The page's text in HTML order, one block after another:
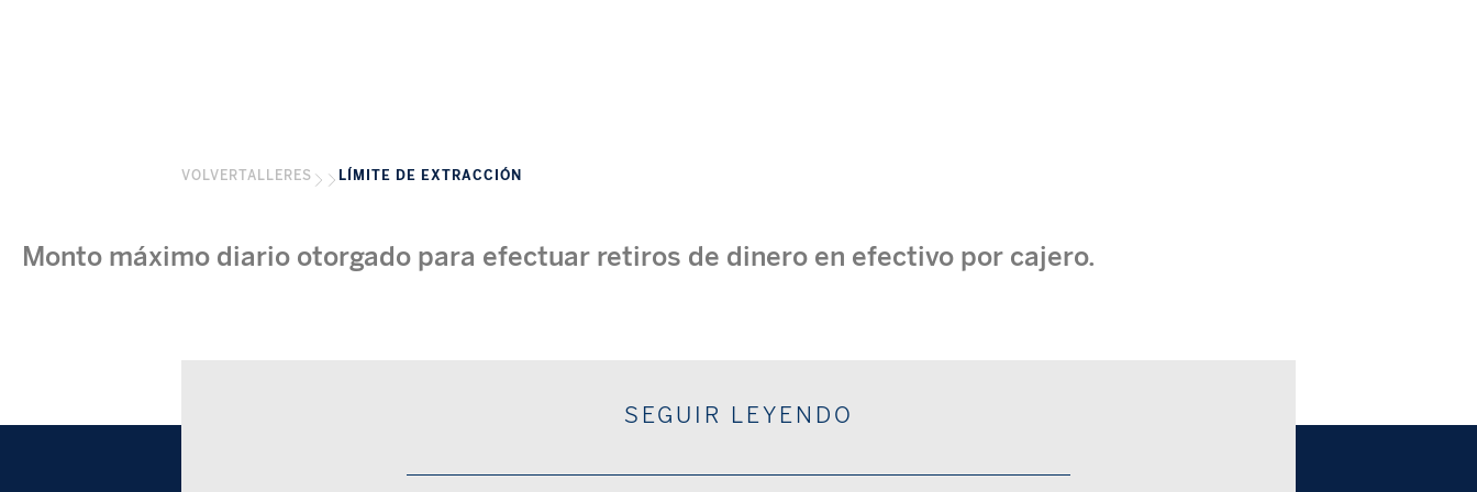
VOLVER TALLERES LÍMITE DE EXTRACCIÓN
Monto máximo diario otorgado para efectuar retiros de dinero en efectivo por cajero.
SEGUIR LEYENDO